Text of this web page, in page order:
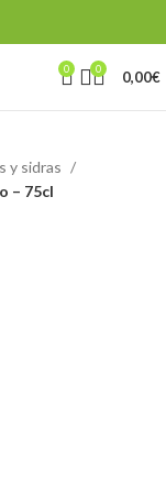
0 0 0,00€
y sidras
– 75cl